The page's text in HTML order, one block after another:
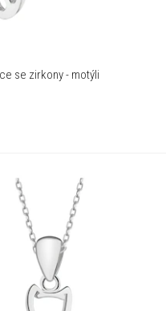
se zirkony - motýli